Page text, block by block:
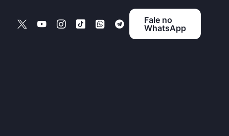
Fale no
WhatsApp